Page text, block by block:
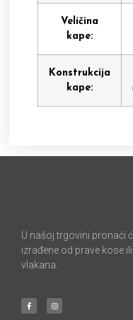
Veličina
kape:
Konstrukcija
kape:
U našoj trgovini pronaći
izrađene od prave kose
vlakana.